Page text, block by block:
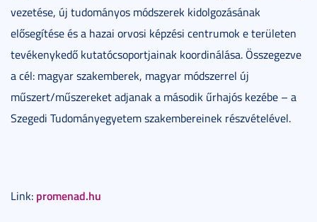
vezetése, új tudományos módszerek kidolgozásának
elősegítése és a hazai orvosi képzési centrumok e területen
tevékenykedő kutatócsoportjainak koordinálása. Összegezve
a cél: magyar szakemberek, magyar módszerrel új
műszert/műszereket adjanak a második űrhajós kezébe – a
Szegedi Tudományegyetem szakembereinek részvételével.
Link: promenad.hu